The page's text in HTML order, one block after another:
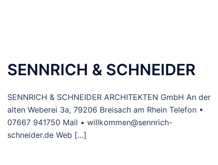
SENNRICH & SCHNEIDER
SENNRICH & SCHNEIDER ARCHITEKTEN GmbH An der
alten Weberei 3a, 79206 Breisach am Rhein Telefon •
07667 941750 Mail • willkommen@sennrich-
schneider.de Web […]